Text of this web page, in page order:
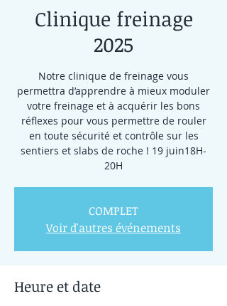
Clinique freinage
2025
Notre clinique de freinage vous
permettra d’apprendre à mieux moduler
votre freinage et à acquérir les bons
réflexes pour vous permettre de rouler
en toute sécurité et contrôle sur les
sentiers et slabs de roche ! 19 juin18H-
20H
COMPLET
Voir d'autres événements
Heure et date